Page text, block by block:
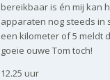
bereikbaar is én mij kan
apparaten nog steeds in
een kilometer of 5 meldt
goeie ouwe Tom toch!
12.25 uur